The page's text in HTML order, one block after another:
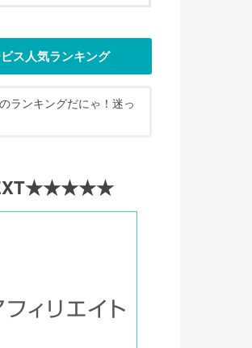
ス人気ランキング
ランキングだにゃ！迷っ